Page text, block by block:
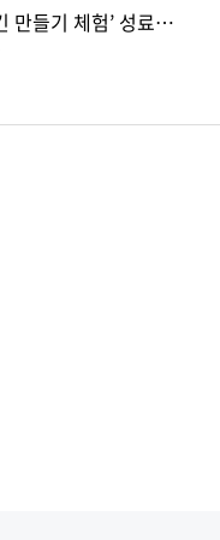
만들기 체험’ 성료…